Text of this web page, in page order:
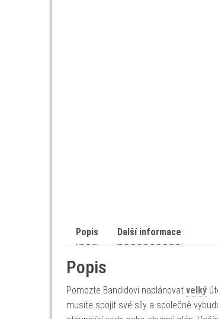
Popis Další informace
Popis
Pomozte Bandidovi naplánovat velký
musíte spojit své síly a společně